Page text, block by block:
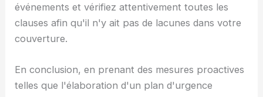
événements et vérifiez attentivement toutes les
clauses afin qu'il n'y ait pas de lacunes dans votre
couverture.
En conclusion, en prenant des mesures proactives
telles que l'élaboration d'un plan d'urgence